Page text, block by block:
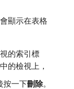
顯示在表格
的索引標
的檢視上，
按一下​刪除。